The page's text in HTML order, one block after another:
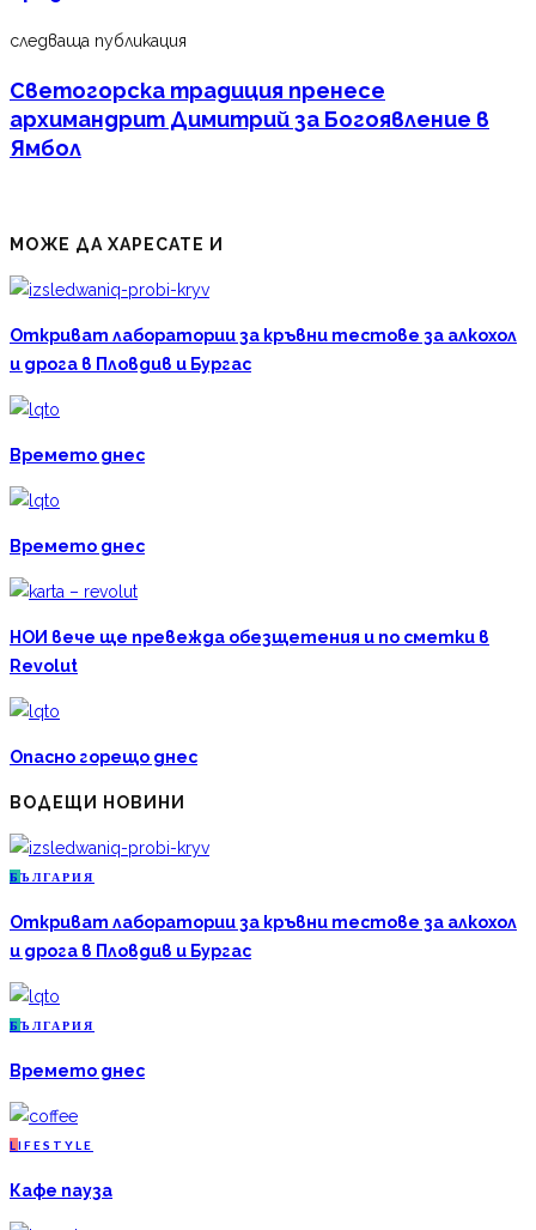
следваща публикация
Светогорска традиция пренесе
архимандрит Димитрий за Богоявление в
Ямбол
МОЖЕ ДА ХАРЕСАТЕ И
Откриват лаборатории за кръвни тестове за алкохол
и дрога в Пловдив и Бургас
Времето днес
Времето днес
НОИ вече ще превежда обезщетения и по сметки в
Revolut
Опасно горещо днес
ВОДЕЩИ НОВИНИ
Б ЪЛГАРИЯ
Откриват лаборатории за кръвни тестове за алкохол
и дрога в Пловдив и Бургас
Б ЪЛГАРИЯ
Времето днес
L IFESTYLE
Кафе пауза